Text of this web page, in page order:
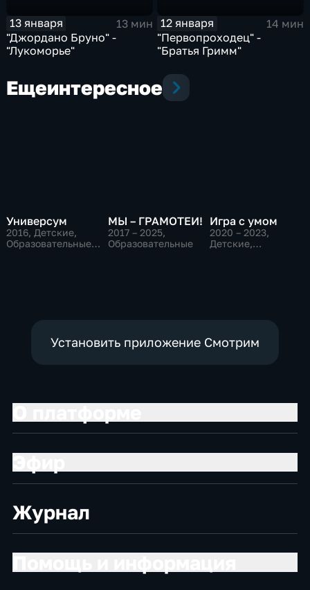
13 января
13 мин
"Джордано Бруно" -
"Лукоморье"
12 января
14 мин
"Первопроходец" -
"Братья Гримм"
Ещеинтересное
Универсум
2016, Детские,
Образовательные,
МЫ – ГРАМОТЕИ!
2017 – 2025,
Образовательные
Игра с умом
2020 – 2023,
Детские,
Установить приложение Смотрим
Журнал